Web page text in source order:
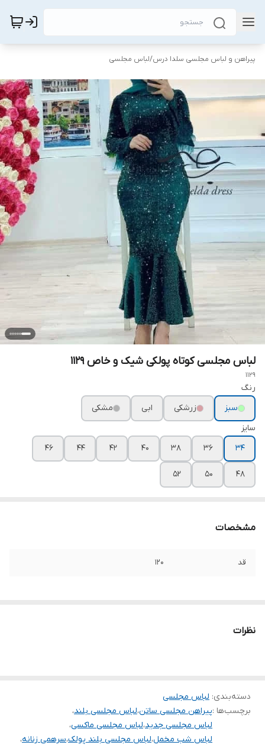
پیراهن و لباس مجلسی سلدا درس/لباس مجلسی
لباس مجلسی کوتاه پولکی شیک و خاص ۱۱۲۹
1129
رنگ
سبز
زرشکی ابی
مشکی
سایز
۳۴
۳۶ ۳۸ ۴۰ ۴۲ ۴۴ ۴۶
۴۸ ۵۰ ۵۲
مشخصات
قد ۱۲۰
نظرات
دسته‌بندی: لباس مجلسی
برچسب‌ها :پیراهن مجلسی ساتن،لباس مجلسی بلند،
لباس مجلسی جدید،لباس مجلسی ماکسی،
لباس شب مخمل،لباس مجلسی بلند پولک،سرهمی زنانه،